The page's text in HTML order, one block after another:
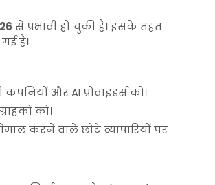
से प्रभावी हो चुकी है। इसके तहत
है।
और AI प्रोवाइडर्स को।
को।
करने वाले छोटे व्यापारियों पर